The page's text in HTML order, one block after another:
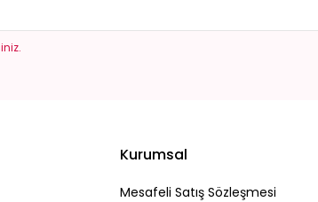
Kurumsal
Mesafeli Satış Sözleşmesi